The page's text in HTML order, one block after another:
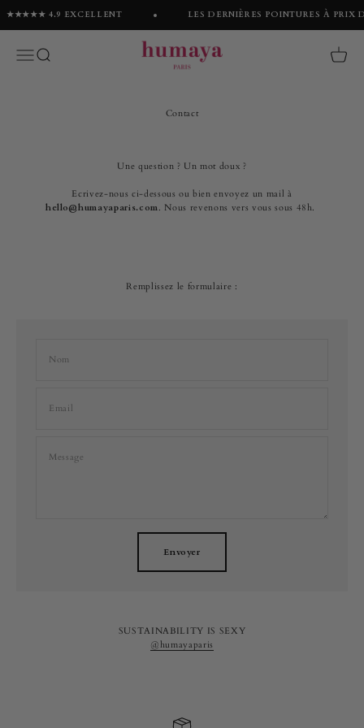
★★★★★ 4.9 EXCELLENT LES DERNIÈRES POINTURES À PRIX
MenuRecherche
Humaya
Panier
Contact
Une question ? Un mot doux ?
Ecrivez-nous ci-dessous ou bien envoyez un mail à
hello@humayaparis.com. Nous revenons vers vous sous 48h.
Remplissez le formulaire :
Nom
Email
Message
Envoyer
SUSTAINABILITY IS SEXY
@humayaparis